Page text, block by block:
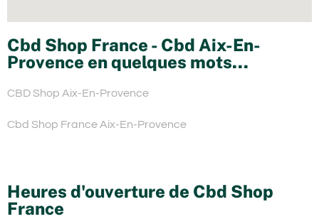
Cbd Shop France - Cbd Aix-En-
Provence en quelques mots...
CBD Shop Aix-En-Provence
Cbd Shop France Aix-En-Provence
Heures d'ouverture de Cbd Shop
France